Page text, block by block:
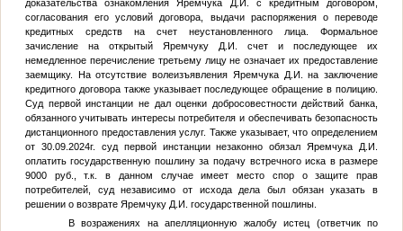
доказательства ознакомления Яремчука Д.И. с кредитным договором,
согласования его условий договора, выдачи распоряжения о переводе
кредитных средств на счет неустановленного лица. Формальное
зачисление на открытый Яремчуку Д.И. счет и последующее их
немедленное перечисление третьему лицу не означает их предоставление
заемщику. На отсутствие волеизъявления Яремчука Д.И. на заключение
кредитного договора также указывает последующее обращение в полицию.
Суд первой инстанции не дал оценки добросовестности действий банка,
обязанного учитывать интересы потребителя и обеспечивать безопасность
дистанционного предоставления услуг. Также указывает, что определением
от 30.09.2024г. суд первой инстанции незаконно обязал Яремчука Д.И.
оплатить государственную пошлину за подачу встречного иска в размере
9000 руб., т.к. в данном случае имеет место спор о защите прав
потребителей, суд независимо от исхода дела был обязан указать в
решении о возврате Яремчуку Д.И. государственной пошлины.
В возражениях на апелляционную жалобу истец (ответчик по